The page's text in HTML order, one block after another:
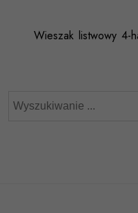
Wieszak listwowy 4-